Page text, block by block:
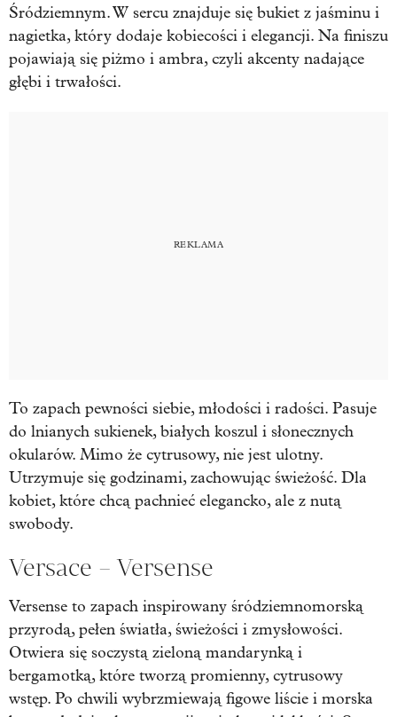
Śródziemnym. W sercu znajduje się bukiet z jaśminu i
nagietka, który dodaje kobiecości i elegancji. Na finiszu
pojawiają się piżmo i ambra, czyli akcenty nadające
głębi i trwałości.
To zapach pewności siebie, młodości i radości. Pasuje
do lnianych sukienek, białych koszul i słonecznych
okularów. Mimo że cytrusowy, nie jest ulotny.
Utrzymuje się godzinami, zachowując świeżość. Dla
kobiet, które chcą pachnieć elegancko, ale z nutą
swobody.
Versace – Versense
Versense to zapach inspirowany śródziemnomorską
przyrodą, pełen światła, świeżości i zmysłowości.
Otwiera się soczystą zieloną mandarynką i
bergamotką, które tworzą promienny, cytrusowy
wstęp. Po chwili wybrzmiewają figowe liście i morska